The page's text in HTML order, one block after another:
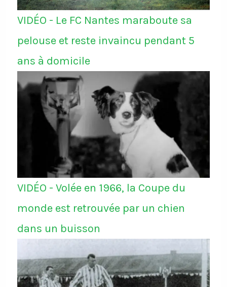
VIDÉO - Le FC Nantes maraboute sa
pelouse et reste invaincu pendant 5
ans à domicile
VIDÉO - Volée en 1966, la Coupe du
monde est retrouvée par un chien
dans un buisson